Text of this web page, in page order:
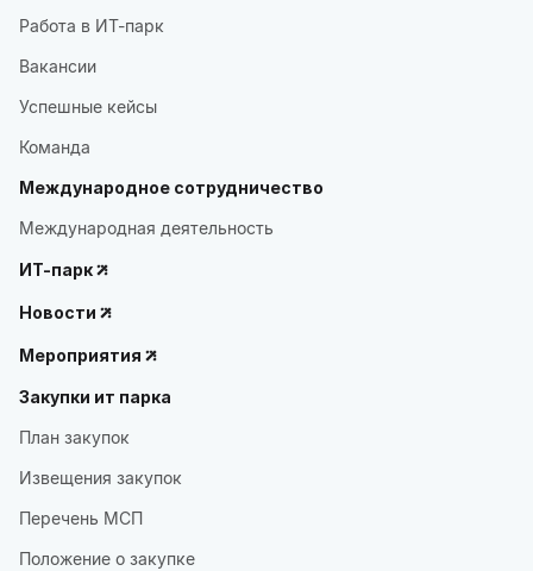
Работа в ИТ-парк
Вакансии
Успешные кейсы
Команда
Международное сотрудничество
Международная деятельность
ИТ-парк
Новости
Мероприятия
Закупки ит парка
План закупок
Извещения закупок
Перечень МСП
Положение о закупке